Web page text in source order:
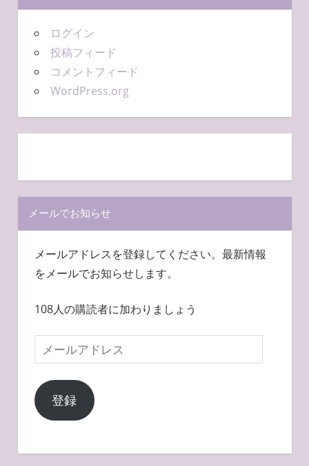
ログイン
投稿フィード
コメントフィード
WordPress.org
メールでお知らせ
メールアドレスを登録してください。最新情報
をメールでお知らせします。
108人の購読者に加わりましょう
ー
ル
ア
ド
ス
登録